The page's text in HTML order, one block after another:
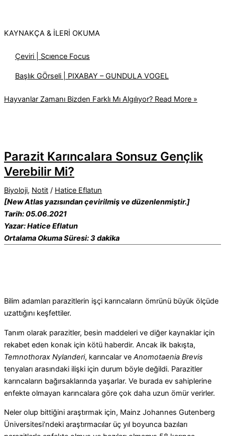
KAYNAKÇA & İLERİ OKUMA
Çeviri | Scıence Focus
Başlık GÖrseli | PIXABAY – GUNDULA VOGEL
Hayvanlar Zamanı Bizden Farklı Mı Algılıyor? Read More »
Parazit Karıncalara Sonsuz Gençlik
Verebilir Mi?
Biyoloji, Notit / Hatice Eflatun
[New Atlas yazısından çevirilmiş ve düzenlenmiştir.]
Tarih: 05.06.2021
Yazar: Hatice Eflatun
Ortalama Okuma Süresi: 3 dakika
Bilim adamları parazitlerin işçi karıncaların ömrünü büyük ölçüde
uzattığını keşfettiler.
Tanım olarak parazitler, besin maddeleri ve diğer kaynaklar için
rekabet eden konak için kötü haberdir. Ancak ilk bakışta,
Temnothorax Nylanderi, karıncalar ve Anomotaenia Brevis
tenyaları arasındaki ilişki için durum böyle değildi. Parazitler
karıncaların bağırsaklarında yaşarlar. Ve burada ev sahiplerine
enfekte olmayan karıncalara göre çok daha uzun ömür verirler.
Neler olup bittiğini araştırmak için, Mainz Johannes Gutenberg
Üniversitesi’ndeki araştırmacılar üç yıl boyunca bazıları